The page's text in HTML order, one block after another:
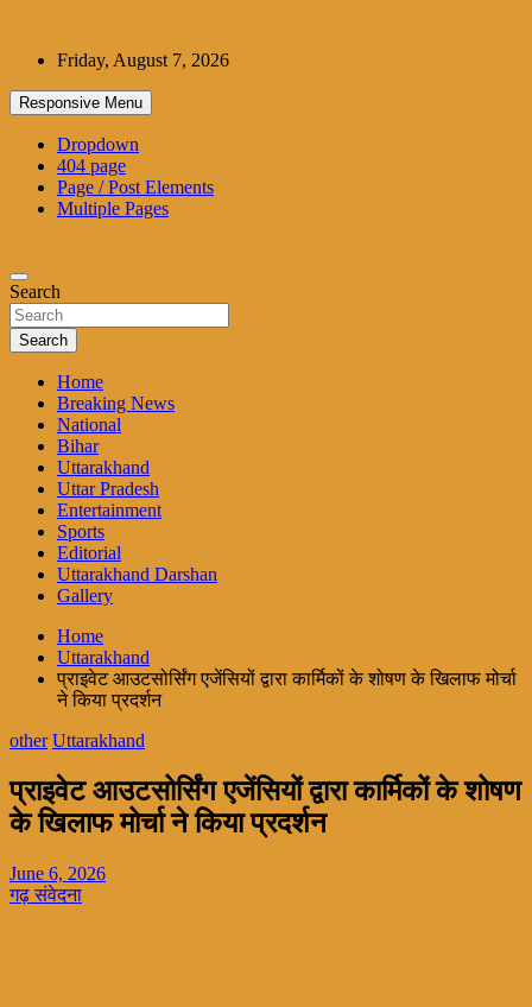
contentFriday, August 7, 2026
Responsive Menu
Dropdown
404 page
Page / Post Elements
Multiple Pages
Search
Search
Home
Breaking News
National
Bihar
Uttarakhand
Uttar Pradesh
Entertainment
Sports
Editorial
Uttarakhand Darshan
Gallery
Home
Uttarakhand
प्राइवेट आउटसोर्सिंग एजेंसियों द्वारा कार्मिकों के शोषण के खिलाफ मोर्चा
ने किया प्रदर्शन
other Uttarakhand
प्राइवेट आउटसोर्सिंग एजेंसियों द्वारा कार्मिकों के शोषण
के खिलाफ मोर्चा ने किया प्रदर्शन
June 6, 2026
गढ़ संवेदना